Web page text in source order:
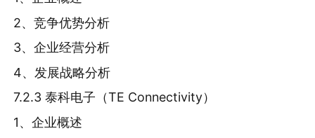
2、竞争优势分析
3、企业经营分析
4、发展战略分析
7.2.3 泰科电子（TE Connectivity）
1、企业概述